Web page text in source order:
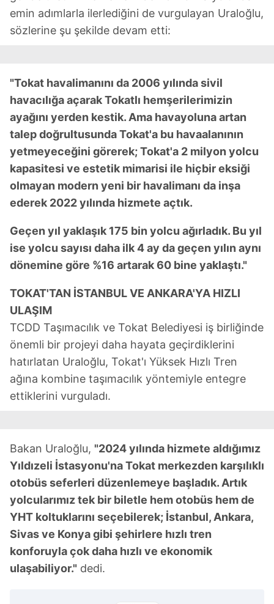
emin adımlarla ilerlediğini de vurgulayan Uraloğlu,
sözlerine şu şekilde devam etti:
"Tokat havalimanını da 2006 yılında sivil
havacılığa açarak Tokatlı hemşerilerimizin
ayağını yerden kestik. Ama havayoluna artan
talep doğrultusunda Tokat'a bu havaalanının
yetmeyeceğini görerek; Tokat'a 2 milyon yolcu
kapasitesi ve estetik mimarisi ile hiçbir eksiği
olmayan modern yeni bir havalimanı da inşa
ederek 2022 yılında hizmete açtık.
Geçen yıl yaklaşık 175 bin yolcu ağırladık. Bu yıl
ise yolcu sayısı daha ilk 4 ay da geçen yılın aynı
dönemine göre %16 artarak 60 bine yaklaştı."
TOKAT'TAN İSTANBUL VE ANKARA'YA HIZLI
ULAŞIM
TCDD Taşımacılık ve Tokat Belediyesi iş birliğinde
önemli bir projeyi daha hayata geçirdiklerini
hatırlatan Uraloğlu, Tokat'ı Yüksek Hızlı Tren
ağına kombine taşımacılık yöntemiyle entegre
ettiklerini vurguladı.
Bakan Uraloğlu, "2024 yılında hizmete aldığımız
Yıldızeli İstasyonu'na Tokat merkezden karşılıklı
otobüs seferleri düzenlemeye başladık. Artık
yolcularımız tek bir biletle hem otobüs hem de
YHT koltuklarını seçebilerek; İstanbul, Ankara,
Sivas ve Konya gibi şehirlere hızlı tren
konforuyla çok daha hızlı ve ekonomik
ulaşabiliyor." dedi.